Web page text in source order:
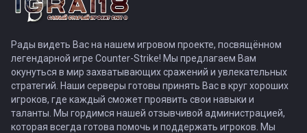
Рады видеть Вас на нашем игровом проекте, посвящённом
легендарной игре Counter-Strike! Мы предлагаем Вам
окунуться в мир захватывающих сражений и увлекательных
стратегий. Наши серверы готовы принять Вас в круг хороших
игроков, где каждый сможет проявить свои навыки и
таланты. Мы гордимся нашей отзывчивой администрацией,
которая всегда готова помочь и поддержать игроков. Мы